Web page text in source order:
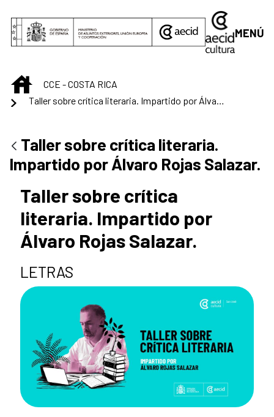
MENÚ
INICIO
CCE - COSTA RICA
Taller sobre crítica literaria.
Impartido por Álvaro Rojas Salazar.
Taller sobre crítica
literaria. Impartido por
Álvaro Rojas Salazar.
LETRAS